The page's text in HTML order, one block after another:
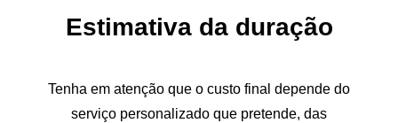
Estimativa da duração
Tenha em atenção que o custo final depende do
serviço personalizado que pretende, das